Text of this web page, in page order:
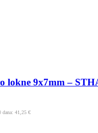
lokne 9x7mm –
dana: 41,25 €